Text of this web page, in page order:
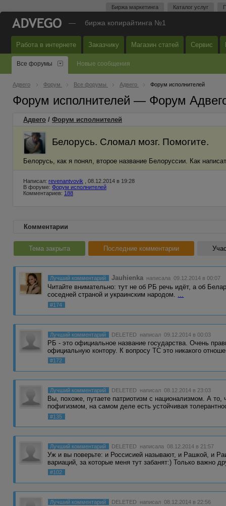
Биржа маркетинга Каталог услуг
— биржа копирайтинга №1
Работа в интернете Заказчику Магазин статей Сервис
Все форумы Новые сообщения
Адвего Форум Все форумы Адвего Форум исполнителей
Форум исполнителей — Форум
Адвего / Форум исполнителей
Белорусь. Сломал мозг. Помогите.
Белорусь, как я понял, второе название Белоруссии. Как
Написал: revenantvovik , 08.12.2014 в 19:28
В форуме: Форум исполнителей
Комментариев: 188
Комментарии
Тема закрыта Последние комментарии
Лучший комментарий Jauhienka написала 09.12.2014 в 00:07
Читайте внимательно: тут не об РБ речь идёт, а об
соседней страной и украинским народом. ...
#174
Лучший комментарий DELETED написал 09.12.2014 в 00:03
РБ - это официальное название государства. Очень
официальную контору. К вопросу ТС это никакого
#172
Лучший комментарий DELETED написал 08.12.2014 в 23:03
Вы, похоже, путаете патриотизм с национализмом. А то,
пофигизмом, на самом деле есть устойчивая
#135
Лучший комментарий DELETED написала 08.12.2014 в 21:57
Уж и вы поверьте: и Россисией называют, и Рашкой, и
вариаций, за которые меня тут забанят:) Только важно
#102
Лучший комментарий DELETED написал 08.12.2014 в 22:56